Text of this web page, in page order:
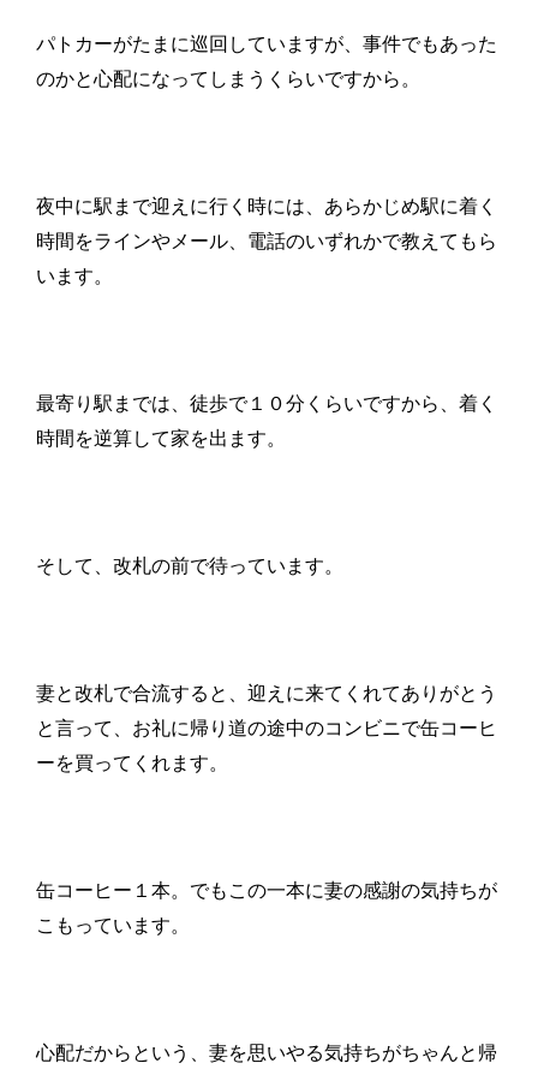
パトカーがたまに巡回していますが、事件でもあった
のかと心配になってしまうくらいですから。
夜中に駅まで迎えに行く時には、あらかじめ駅に着く
時間をラインやメール、電話のいずれかで教えてもら
います。
最寄り駅までは、徒歩で１０分くらいですから、着く
時間を逆算して家を出ます。
そして、改札の前で待っています。
妻と改札で合流すると、迎えに来てくれてありがとう
と言って、お礼に帰り道の途中のコンビニで缶コーヒ
ーを買ってくれます。
缶コーヒー１本。でもこの一本に妻の感謝の気持ちが
こもっています。
心配だからという、妻を思いやる気持ちがちゃんと帰